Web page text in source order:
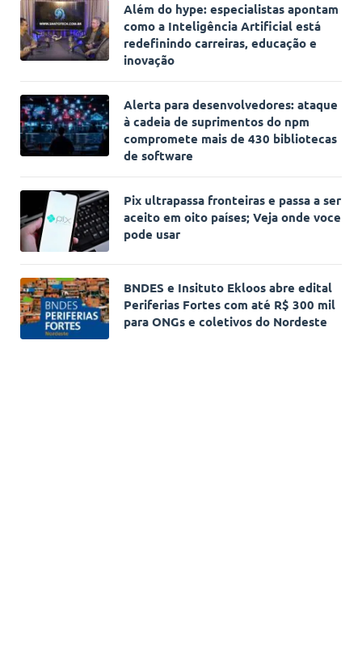
Além do hype: especialistas apontam
como a Inteligência Artificial está
redefinindo carreiras, educação e
inovação
Alerta para desenvolvedores: ataque
à cadeia de suprimentos do npm
compromete mais de 430 bibliotecas
de software
Pix ultrapassa fronteiras e passa a ser
aceito em oito países; Veja onde voce
pode usar
BNDES e Insituto Ekloos abre edital
Periferias Fortes com até R$ 300 mil
para ONGs e coletivos do Nordeste